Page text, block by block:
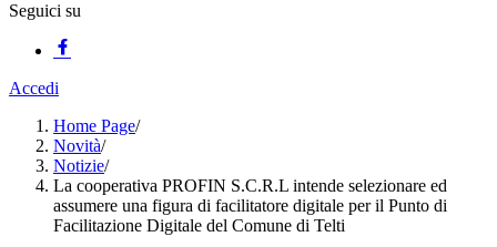
Seguici su
Accedi
Home Page/
Novità/
Notizie/
La cooperativa PROFIN S.C.R.L intende selezionare ed
assumere una figura di facilitatore digitale per il Punto di
Facilitazione Digitale del Comune di Telti